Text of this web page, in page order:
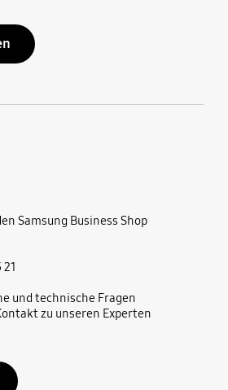
Samsung Business Shop
und technische Fragen
zu unseren Experten